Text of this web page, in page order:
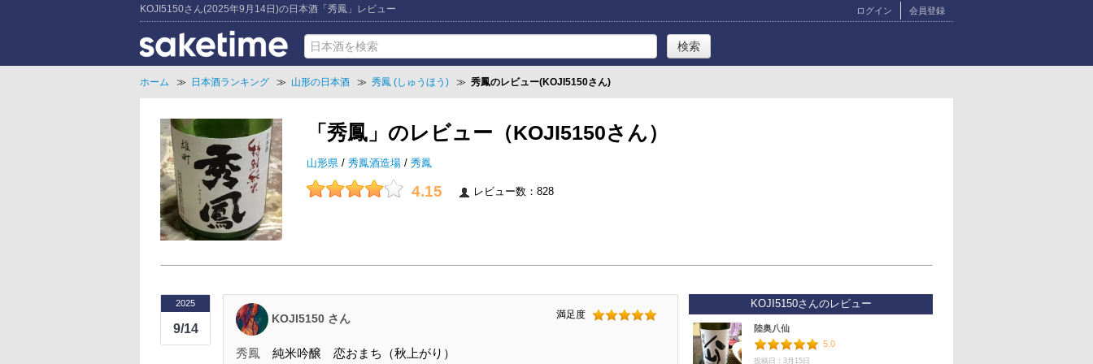
KOJI5150さん(2025年9月14日)の日本酒「秀鳳」レビュー ログイン 会員登録
ホーム ≫ 日本酒ランキング ≫ 山形の日本酒 ≫ 秀鳳 (しゅうほう) ≫ 秀鳳のレビュー(KOJI5150さん)
「秀鳳」のレビュー（KOJI5150さん）
山形県 / 秀鳳酒造場 / 秀鳳
4.15 レビュー数：828
2025
9/14
KOJI5150 さん 満足度
秀鳳 純米吟醸 恋おまち（秋上がり）
KOJI5150さんのレビュー
陸奥八仙
5.0
投稿日：3月15日